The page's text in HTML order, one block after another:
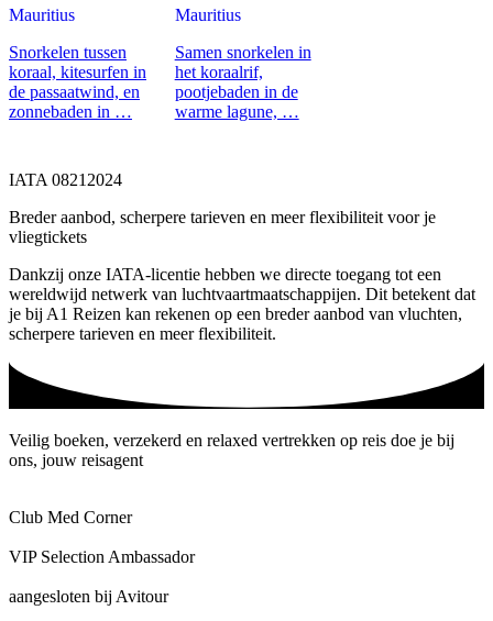
Mauritius
Snorkelen tussen
koraal, kitesurfen in
de passaatwind, en
zonnebaden in …
Mauritius
Samen snorkelen in
het koraalrif,
pootjebaden in de
warme lagune, …
IATA 08212024
Breder aanbod, scherpere tarieven en meer flexibiliteit voor je
vliegtickets
Dankzij onze IATA-licentie hebben we directe toegang tot een
wereldwijd netwerk van luchtvaartmaatschappijen. Dit betekent dat
je bij A1 Reizen kan rekenen op een breder aanbod van vluchten,
scherpere tarieven en meer flexibiliteit.
Veilig boeken, verzekerd en relaxed vertrekken op reis doe je bij
ons, jouw reisagent
Club Med Corner
VIP Selection Ambassador
aangesloten bij Avitour